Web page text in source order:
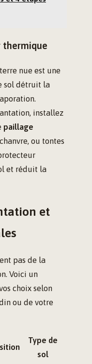
thermique
nue est une
sol détruit la
installez
paillage
ou tontes
et réduit la
et
pas de la
Voici un
choix selon
ou de votre
Type de
sol